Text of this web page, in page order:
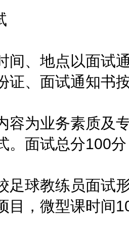
、地点以面试通
证、面试通知书
为业务素质及专
。面试总分100
球教练员面试形
目，微型课时间